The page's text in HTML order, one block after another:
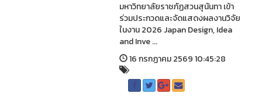
มหาวิทยาลัยราชภัฏสวนสุนันทา เข้า
ร่วมประกวดและจัดแสดงผลงานวิจัย
ในงาน 2026 Japan Design, Idea
and Inve ...
16 กรกฏาคม 2569 10:45:28